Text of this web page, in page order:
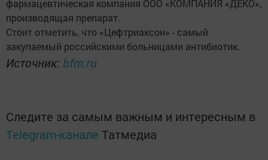
фармацевтическая компания ООО «КОМПАНИЯ «ДЕКО»,
производящая препарат.
Стоит отметить, что «Цефтриаксон» - самый
закупаемый российскими больницами антибиотик.
Источник: bfm.ru
Следите за самым важным и интересным в
Telegram-канале Татмедиа